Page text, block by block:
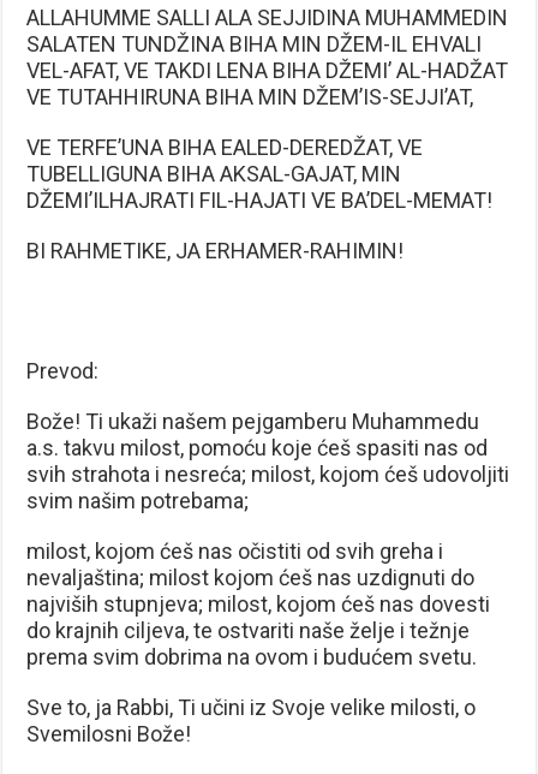
ALLAHUMME SALLI ALA SEJJIDINA MUHAMMEDIN
SALATEN TUNDŽINA BIHA MIN DŽEM-IL EHVALI
VEL-AFAT, VE TAKDI LENA BIHA DŽEMI’ AL-HADŽAT
VE TUTAHHIRUNA BIHA MIN DŽEM’IS-SEJJI’AT,
VE TERFE’UNA BIHA EALED-DEREDŽAT, VE
TUBELLIGUNA BIHA AKSAL-GAJAT, MIN
DŽEMI’ILHAJRATI FIL-HAJATI VE BA’DEL-MEMAT!
BI RAHMETIKE, JA ERHAMER-RAHIMIN!
Prevod:
Bože! Ti ukaži našem pejgamberu Muhammedu
a.s. takvu milost, pomoću koje ćeš spasiti nas od
svih strahota i nesreća; milost, kojom ćeš udovoljiti
svim našim potrebama;
milost, kojom ćeš nas očistiti od svih greha i
nevaljaština; milost kojom ćeš nas uzdignuti do
najviših stupnjeva; milost, kojom ćeš nas dovesti
do krajnih ciljeva, te ostvariti naše želje i težnje
prema svim dobrima na ovom i budućem svetu.
Sve to, ja Rabbi, Ti učini iz Svoje velike milosti, o
Svemilosni Bože!